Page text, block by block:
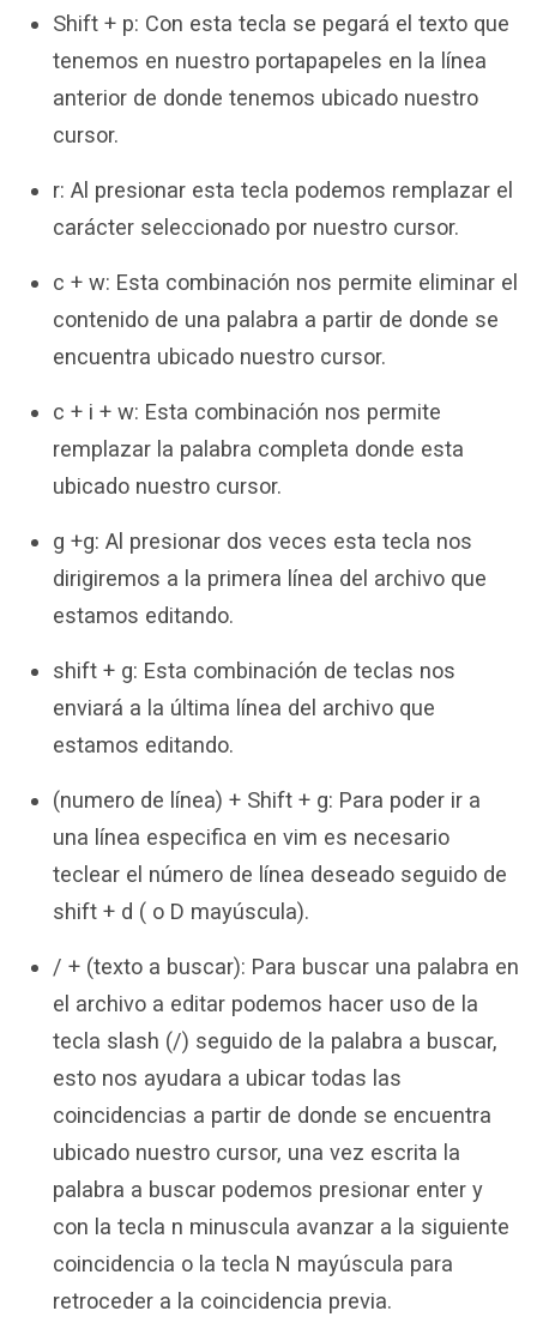
Shift + p: Con esta tecla se pegará el texto que
tenemos en nuestro portapapeles en la línea
anterior de donde tenemos ubicado nuestro
cursor.
r: Al presionar esta tecla podemos remplazar el
carácter seleccionado por nuestro cursor.
c + w: Esta combinación nos permite eliminar el
contenido de una palabra a partir de donde se
encuentra ubicado nuestro cursor.
c + i + w: Esta combinación nos permite
remplazar la palabra completa donde esta
ubicado nuestro cursor.
g +g: Al presionar dos veces esta tecla nos
dirigiremos a la primera línea del archivo que
estamos editando.
shift + g: Esta combinación de teclas nos
enviará a la última línea del archivo que
estamos editando.
(numero de línea) + Shift + g: Para poder ir a
una línea especifica en vim es necesario
teclear el número de línea deseado seguido de
shift + d ( o D mayúscula).
/ + (texto a buscar): Para buscar una palabra en
el archivo a editar podemos hacer uso de la
tecla slash (/) seguido de la palabra a buscar,
esto nos ayudara a ubicar todas las
coincidencias a partir de donde se encuentra
ubicado nuestro cursor, una vez escrita la
palabra a buscar podemos presionar enter y
con la tecla n minuscula avanzar a la siguiente
coincidencia o la tecla N mayúscula para
retroceder a la coincidencia previa.